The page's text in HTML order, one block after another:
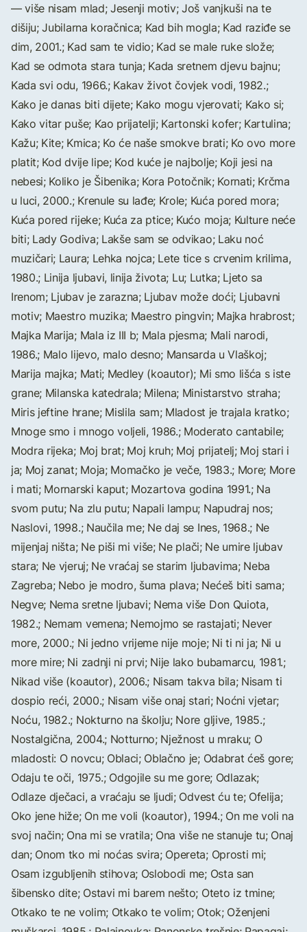
— više nisam mlad; Jesenji motiv; Još vanjkuši na te
dišiju; Jubilarna koračnica; Kad bih mogla; Kad raziđe se
dim, 2001.; Kad sam te vidio; Kad se male ruke slože;
Kad se odmota stara tunja; Kada sretnem djevu bajnu;
Kada svi odu, 1966.; Kakav život čovjek vodi, 1982.;
Kako je danas biti dijete; Kako mogu vjerovati; Kako si;
Kako vitar puše; Kao prijatelji; Kartonski kofer; Kartulina;
Kažu; Kite; Kmica; Ko će naše smokve brati; Ko ovo more
platit; Kod dvije lipe; Kod kuće je najbolje; Koji jesi na
nebesi; Koliko je Šibenika; Kora Potočnik; Kornati; Krčma
u luci, 2000.; Krenule su lađe; Krole; Kuća pored mora;
Kuća pored rijeke; Kuća za ptice; Kućo moja; Kulture neće
biti; Lady Godiva; Lakše sam se odvikao; Laku noć
muzičari; Laura; Lehka nojca; Lete tice s crvenim krilima,
1980.; Linija ljubavi, linija života; Lu; Lutka; Ljeto sa
Irenom; Ljubav je zarazna; Ljubav može doći; Ljubavni
motiv; Maestro muzika; Maestro pingvin; Majka hrabrost;
Majka Marija; Mala iz III b; Mala pjesma; Mali narodi,
1986.; Malo lijevo, malo desno; Mansarda u Vlaškoj;
Marija majka; Mati; Medley (koautor); Mi smo lišća s iste
grane; Milanska katedrala; Milena; Ministarstvo straha;
Miris jeftine hrane; Mislila sam; Mladost je trajala kratko;
Mnoge smo i mnogo voljeli, 1986.; Moderato cantabile;
Modra rijeka; Moj brat; Moj kruh; Moj prijatelj; Moj stari i
ja; Moj zanat; Moja; Momačko je veče, 1983.; More; More
i mati; Mornarski kaput; Mozartova godina 1991.; Na
svom putu; Na zlu putu; Napali lampu; Napudraj nos;
Naslovi, 1998.; Naučila me; Ne daj se Ines, 1968.; Ne
mijenjaj ništa; Ne piši mi više; Ne plači; Ne umire ljubav
stara; Ne vjeruj; Ne vraćaj se starim ljubavima; Neba
Zagreba; Nebo je modro, šuma plava; Nećeš biti sama;
Negve; Nema sretne ljubavi; Nema više Don Quiota,
1982.; Nemam vemena; Nemojmo se rastajati; Never
more, 2000.; Ni jedno vrijeme nije moje; Ni ti ni ja; Ni u
more mire; Ni zadnji ni prvi; Nije lako bubamarcu, 1981.;
Nikad više (koautor), 2006.; Nisam takva bila; Nisam ti
dospio reći, 2000.; Nisam više onaj stari; Noćni vjetar;
Noću, 1982.; Nokturno na školju; Nore gljive, 1985.;
Nostalgična, 2004.; Notturno; Nježnost u mraku; O
mladosti: O novcu; Oblaci; Oblačno je; Odabrat ćeš gore;
Odaju te oči, 1975.; Odgojile su me gore; Odlazak;
Odlaze dječaci, a vraćaju se ljudi; Odvest ću te; Ofelija;
Oko jene hiže; On me voli (koautor), 1994.; On me voli na
svoj način; Ona mi se vratila; Ona više ne stanuje tu; Onaj
dan; Onom tko mi noćas svira; Opereta; Oprosti mi;
Osam izgubljenih stihova; Oslobodi me; Osta san
šibensko dite; Ostavi mi barem nešto; Oteto iz tmine;
Otkako te ne volim; Otkako te volim; Otok; Oženjeni